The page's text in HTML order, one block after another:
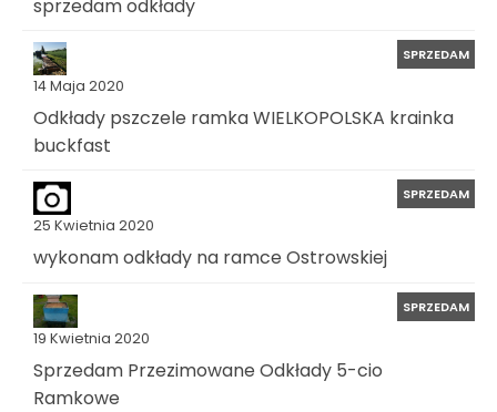
sprzedam odkłady
14 Maja 2020
SPRZEDAM
Odkłady pszczele ramka WIELKOPOLSKA krainka
buckfast
25 Kwietnia 2020
SPRZEDAM
wykonam odkłady na ramce Ostrowskiej
19 Kwietnia 2020
SPRZEDAM
Sprzedam Przezimowane Odkłady 5-cio
Ramkowe